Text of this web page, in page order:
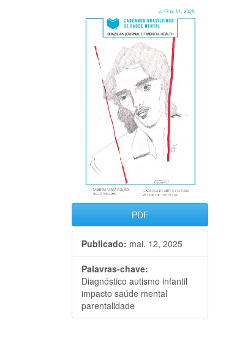
Barra
lateral
artigos
PDF
Publicado: mai. 12, 2025
Palavras-chave:
Diagnóstico autismo infantil
impacto saúde mental
parentalidade